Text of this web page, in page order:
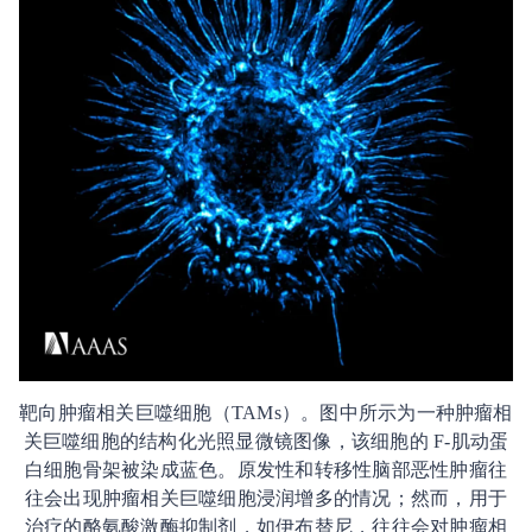
靶向肿瘤相关巨噬细胞（TAMs）。图中所示为一种肿瘤相
关巨噬细胞的结构化光照显微镜图像，该细胞的 F-肌动蛋
白细胞骨架被染成蓝色。原发性和转移性脑部恶性肿瘤往
往会出现肿瘤相关巨噬细胞浸润增多的情况；然而，用于
治疗的酪氨酸激酶抑制剂，如伊布替尼，往往会对肿瘤相